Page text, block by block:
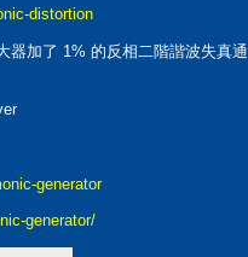
distortion
器加了 1% 的反相二階諧波失真
generator
generator/